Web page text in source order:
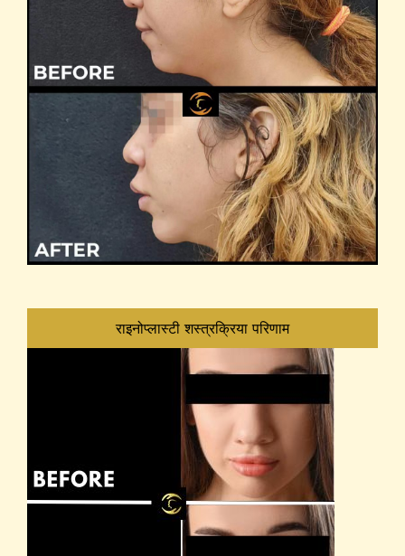
राइनोप्लास्टी शस्त्रक्रिया परिणाम